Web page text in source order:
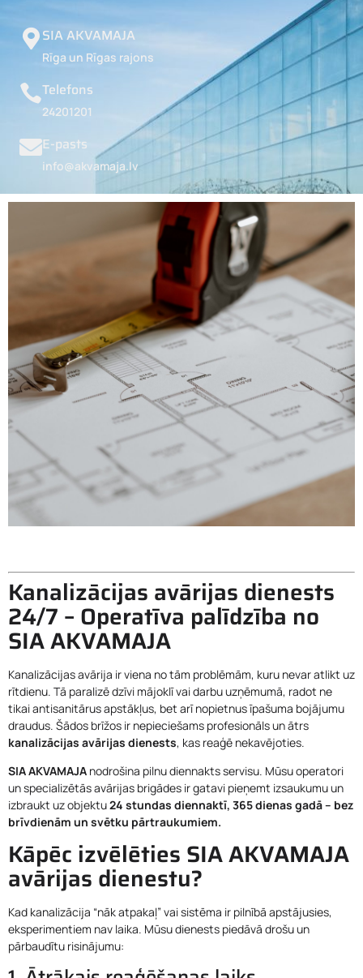
SIA AKVAMAJA
Rīga un Rīgas rajons
Telefons
24201201
E-pasts
info@akvamaja.lv
palīdzēsim
Zvanīt 24201201
Kanalizācijas avārijas dienests
24/7 – Operatīva palīdzība no
SIA AKVAMAJA
Kanalizācijas avārija ir viena no tām problēmām, kuru nevar atlikt uz
rītdienu. Tā paralizē dzīvi mājoklī vai darbu uzņēmumā, radot ne
tikai antisanitārus apstākļus, bet arī nopietnus īpašuma bojājumu
draudus. Šādos brīžos ir nepieciešams profesionāls un ātrs
kanalizācijas avārijas dienests, kas reaģē nekavējoties.
SIA AKVAMAJA nodrošina pilnu diennakts servisu. Mūsu operatori
un specializētās avārijas brigādes ir gatavi pieņemt izsaukumu un
izbraukt uz objektu24 stundas diennaktī, 365 dienas gadā – bez
brīvdienām un svētku pārtraukumiem.
Kāpēc izvēlēties SIA AKVAMAJA
avārijas dienestu?
Kad kanalizācija “nāk atpakaļ” vai sistēma ir pilnībā apstājusies,
eksperimentiem nav laika. Mūsu dienests piedāvā drošu un
pārbaudītu risinājumu: